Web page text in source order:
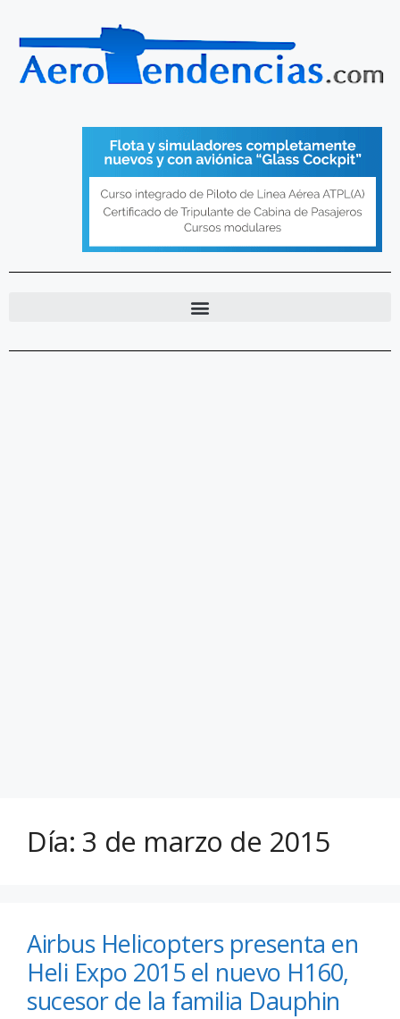
Día: 3 de marzo de 2015
Airbus Helicopters presenta en
Heli Expo 2015 el nuevo H160,
sucesor de la familia Dauphin